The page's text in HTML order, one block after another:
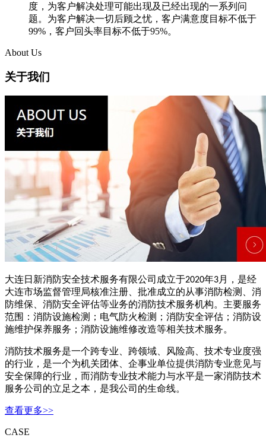
度，为客户解决处理可能出现及已经出现的一系列问
题。为客户解决一切后顾之忧，客户满意度目标不低于
99%，客户回头率目标不低于95%。
About Us
关于我们
大连日新消防安全技术服务有限公司成立于2020年3月，是经
大连市场监督管理局核准注册、批准成立的从事消防检测、消
防维保、消防安全评估等业务的消防技术服务机构。主要服务
范围：消防设施检测；电气防火检测；消防安全评估；消防设
施维护保养服务；消防设施维修改造等相关技术服务。
消防技术服务是一个跨专业、跨领域、风险高、技术专业度强
的行业，是一个为机关团体、企事业单位提供消防专业意见与
安全保障的行业，而消防专业技术能力与水平是一家消防技术
服务公司的立足之本，是我公司的生命线。
查看更多>>
CASE